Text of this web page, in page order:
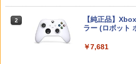
2
【新品】【
型クリアケー
￥1,910
PS4 NS pro
節profreak バー
のみ送料無料
￥4,290
スプラトゥーン
￥6,449
Beast of
2
【純正品】
ラー (ロボット
￥7,681